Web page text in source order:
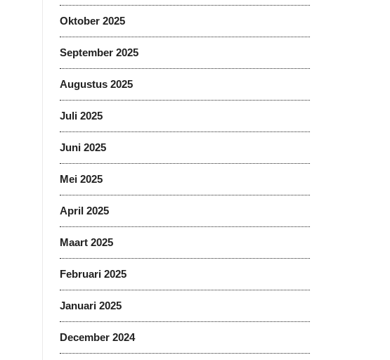
Oktober 2025
September 2025
Augustus 2025
Juli 2025
Juni 2025
Mei 2025
April 2025
Maart 2025
Februari 2025
Januari 2025
December 2024